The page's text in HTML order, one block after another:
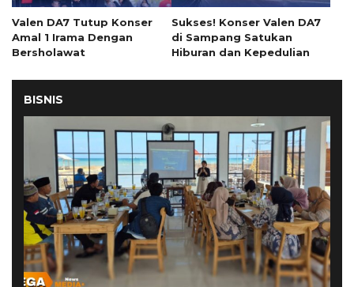
Valen DA7 Tutup Konser
Amal 1 Irama Dengan
Bersholawat
Sukses! Konser Valen DA7
di Sampang Satukan
Hiburan dan Kepedulian
BISNIS